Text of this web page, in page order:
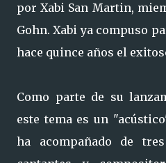
por Xabi San Martin,
Gohn. Xabi ya compuso
hace quince años el
Como parte de su
este tema es un
ha acompañado de